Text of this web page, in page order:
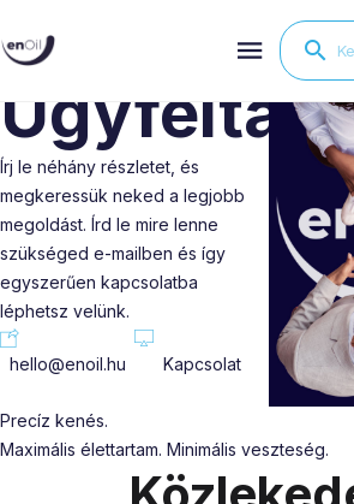
enOil
Írj le néhány részletet, és
megkeressük neked a legjobb
megoldást. Írd le mire lenne
szükséged e-mailben és így
egyszerűen kapcsolatba
léphetsz velünk.
hello@enoil.hu Kapcsolat
Precíz kenés.
Maximális élettartam. Minimális veszteség.